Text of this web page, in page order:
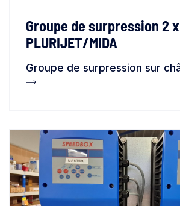
Groupe de surpression 2 x
PLURIJET/MIDA